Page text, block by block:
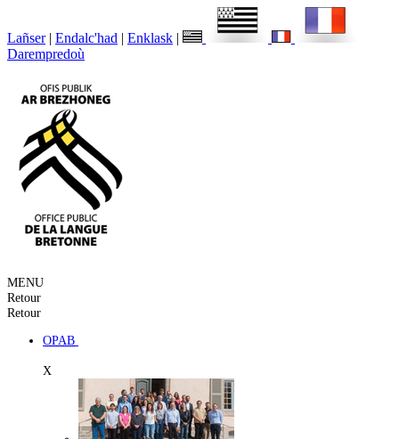
Lañser | Endalc'had | Enklask |
Darempredoù
MENU
Retour
Retour
OPAB
X